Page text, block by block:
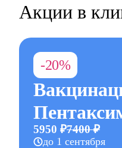
Акции в
-20%
5950 ₽7400 ₽
до 1 сентября